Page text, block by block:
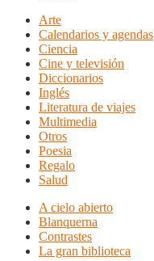
Arte
Calendarios y agendas
Ciencia
Cine y televisión
Diccionarios
Inglés
Literatura de viajes
Multimedia
Otros
Poesia
Regalo
Salud
A cielo abierto
Blanquerna
Contrastes
La gran biblioteca